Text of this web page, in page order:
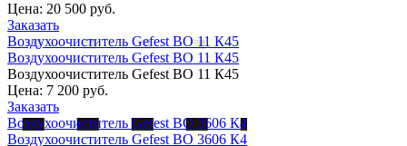
Цена: 20 500 руб.
Заказать
Воздухоочиститель Gefest ВО 11 К45
Воздухоочиститель Gefest ВО 11 К45
Воздухоочиститель Gefest ВО 11 К45
Цена: 7 200 руб.
Заказать
Воздухоочиститель Gefest ВО 3606 К4
Воздухоочиститель Gefest ВО 3606 К4